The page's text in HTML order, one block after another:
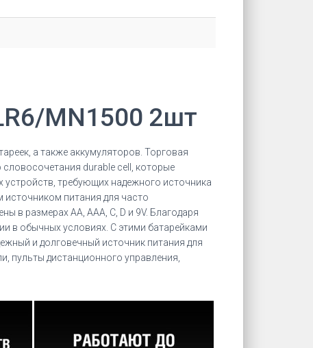
MN1500 2шт
а также аккумуляторов. Торговая
durable cell, которые
устройств, требующих надежного источника
источником питания для часто
в размерах AA, AAA, C, D и 9V. Благодаря
в обычных условиях. С этими батарейками
и долговечный источник питания для
пульты дистанционного управления,